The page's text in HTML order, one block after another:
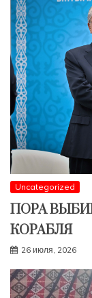
Uncategorized
ПОРА
КОРАБЛЯ
26 июля, 2026